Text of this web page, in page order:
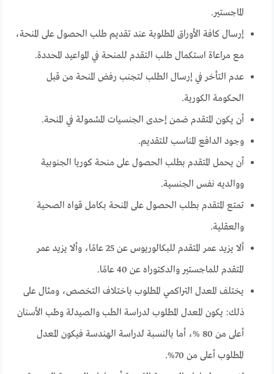
الماجستير.
إرسال كافة الأوراق المطلوبة عند تقديم طلب الحصول على المنحة،
مع مراعاة استكمال طلب التقدم للمنحة في المواعيد المحددة.
عدم التأخر في إرسال الطلب لتجنب رفض المنحة من قبل
الحكومة الكورية.
أن يكون المتقدم ضمن إحدى الجنسيات المشمولة في المنحة.
وجود الدافع المناسب للتقديم.
أن يحمل المتقدم بطلب الحصول على منحة كوريا الجنوبية
ووالديه نفس الجنسية.
تمتع المتقدم بطلب الحصول على المنحة بكامل قواه الصحية
والعقلية.
ألا يزيد عمر المتقدم للبكالوريوس عن 25 عامًا، وألا يزيد عمر
المتقدم للماجستير والدكتوراه عن 40 عامًا.
يختلف المعدل التراكمي المطلوب باختلاف التخصص، ومثال على
ذلك: يكون المعدل المطلوب لدراسة الطب والصيدلة وطب الأسنان
أعلى من 80 %، أما بالنسبة لدراسة الهندسة فيكون المعدل
المطلوب أعلى من 70%.